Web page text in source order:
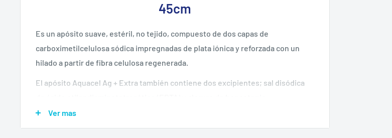
45cm
Es un apósito suave, estéril, no tejido, compuesto de dos capas de
carboximetilcelulosa sódica impregnadas de plata iónica y reforzada con un
hilado a partir de fibra celulosa regenerada.
El apósito Aquacel Ag + Extra también contiene dos excipientes; sal disódica
Ver mas